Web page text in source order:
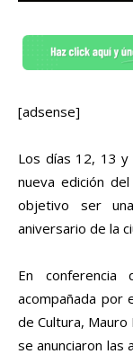
[adsense]
Los días 12, 13
nueva edición
objetivo ser
aniversario de la
En conferencia
acompañada por
de Cultura,
se anunciaron las